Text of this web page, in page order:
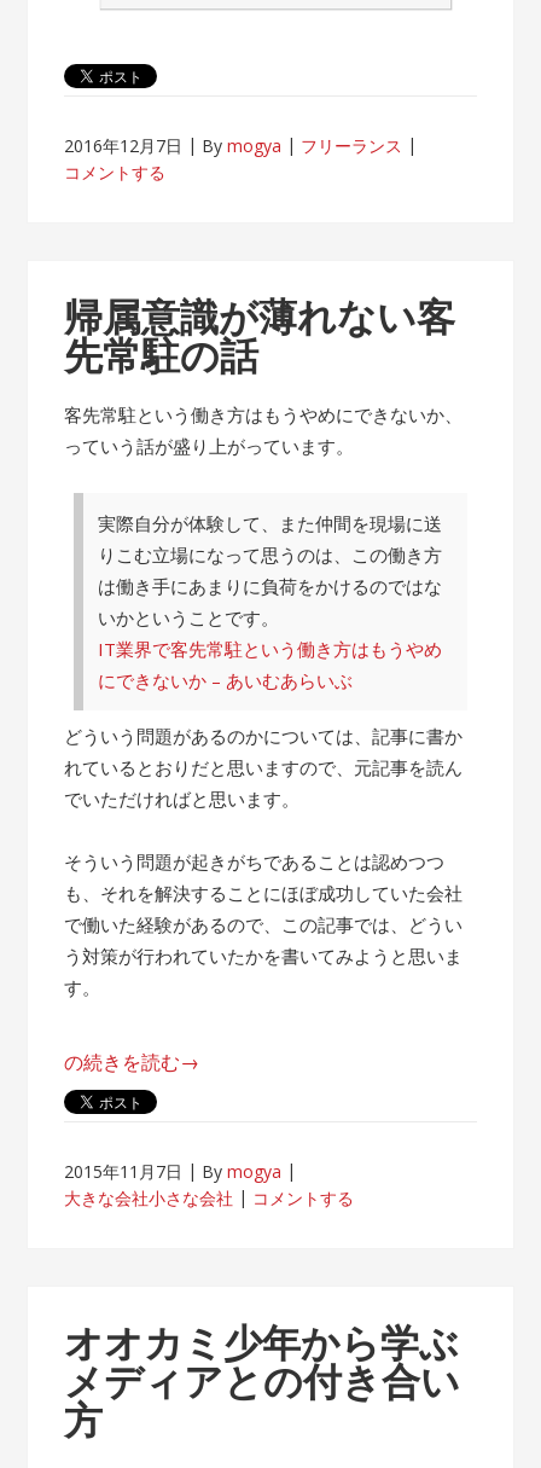
2016年12月7日 Bymogya
フリーランス
コメントする
帰属意識が薄れない客
先常駐の話
客先常駐という働き方はもうやめにできないか、
っていう話が盛り上がっています。
実際自分が体験して、また仲間を現場に送
りこむ立場になって思うのは、この働き方
は働き手にあまりに負荷をかけるのではな
いかということです。
IT業界で客先常駐という働き方はもうやめ
にできないか – あいむあらいぶ
どういう問題があるのかについては、記事に書か
れているとおりだと思いますので、元記事を読ん
でいただければと思います。
そういう問題が起きがちであることは認めつつ
も、それを解決することにほぼ成功していた会社
で働いた経験があるので、この記事では、どうい
う対策が行われていたかを書いてみようと思いま
す。
“帰
属
が
客
先
常
駐
の続きを読む→
2015年11月7日 Bymogya
大きな会社小さな会社
コメントする
オオカミ少年から学ぶ
メディアとの付き合い
方